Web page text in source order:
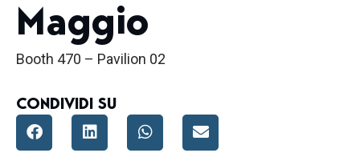
Maggio
Booth 470 – Pavilion 02
CONDIVIDI SU